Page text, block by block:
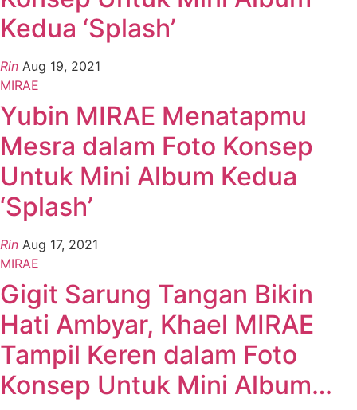
Kedua ‘Splash’
Rin Aug 19, 2021
MIRAE
Yubin MIRAE Menatapmu
Mesra dalam Foto Konsep
Untuk Mini Album Kedua
‘Splash’
Rin Aug 17, 2021
MIRAE
Gigit Sarung Tangan Bikin
Hati Ambyar, Khael MIRAE
Tampil Keren dalam Foto
Konsep Untuk Mini Album…